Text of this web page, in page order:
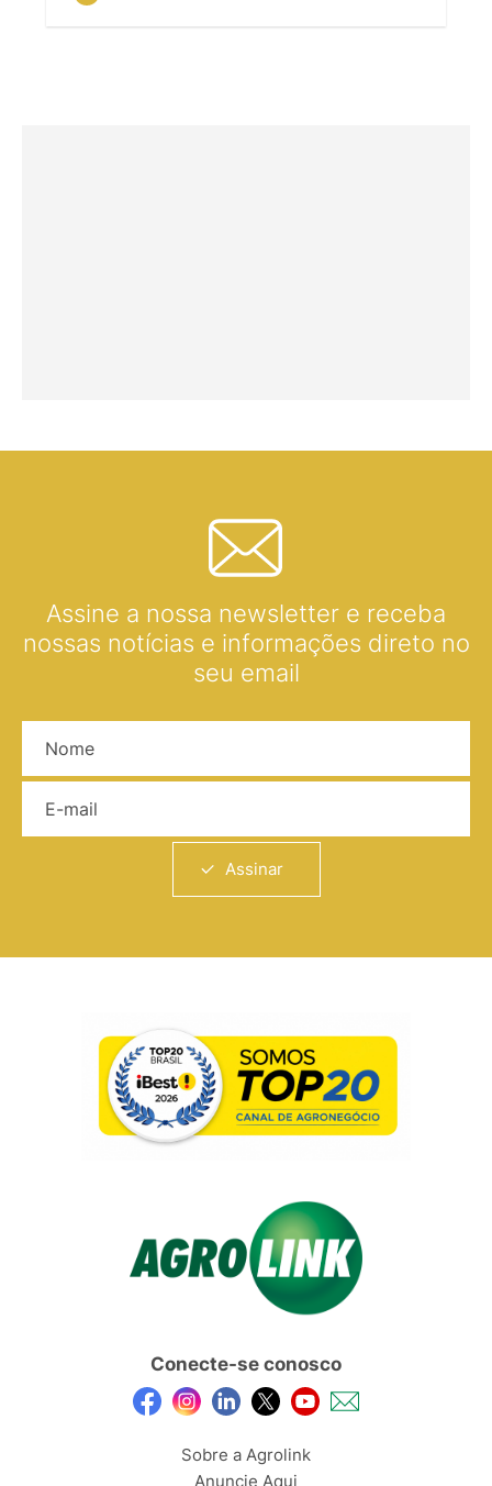
Assine a nossa newsletter e receba
nossas notícias e informações direto no
seu email
Assinar
Conecte-se conosco
Sobre a Agrolink
Anuncie Aqui